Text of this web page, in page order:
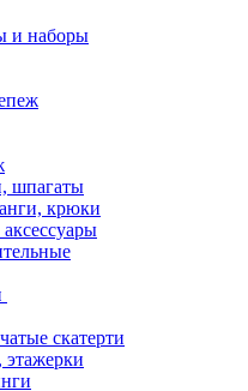
и наборы
шпагаты
крюки
скатерти